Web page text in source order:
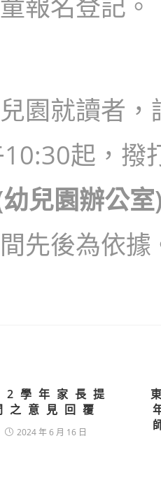
園就讀者，
起，撥
兒園辦公室)
先後為依據
學年家長提
之意見回覆
2024 年 6 月 16 日